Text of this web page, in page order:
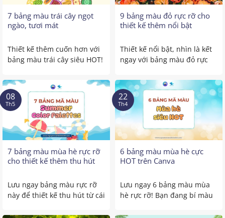
7 bảng màu trái cây ngọt
ngào, tươi mát
Thiết kế thêm cuốn hơn với
bảng màu trái cây siêu HOT!
9 bảng màu đỏ rực rỡ cho
thiết kế thêm nổi bật
Thiết kế nổi bật, nhìn là kết
ngay với bảng màu đỏ rực
7 bảng màu mùa hè rực rỡ
cho thiết kế thêm thu hút
Lưu ngay bảng màu rực rỡ
này để thiết kế thu hút từ cái
08
Th5
6 bảng màu mùa hè cực
HOT trên Canva
Lưu ngay 6 bảng màu mùa
hè rực rỡ! Bạn đang bí màu
22
Th4